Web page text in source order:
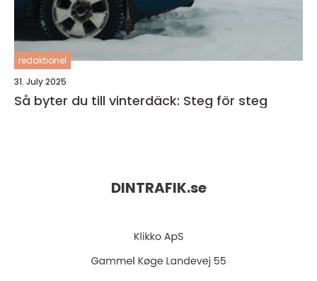
redaktionel
31. July 2025
Så byter du till vinterdäck: Steg för steg
DINTRAFIK.se